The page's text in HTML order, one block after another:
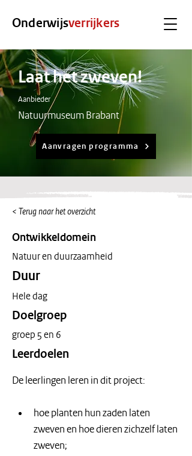
Onderwijsverrijkers
Laat het zweven!
Aanbieder
Natuurmuseum Brabant
Aanvragen programma
< Terug naar het overzicht
Ontwikkeldomein
Natuur en duurzaamheid
Duur
Hele dag
Doelgroep
groep 5 en 6
Leerdoelen
De leerlingen leren in dit project:
hoe planten hun zaden laten
zweven en hoe dieren zichzelf laten
zweven;